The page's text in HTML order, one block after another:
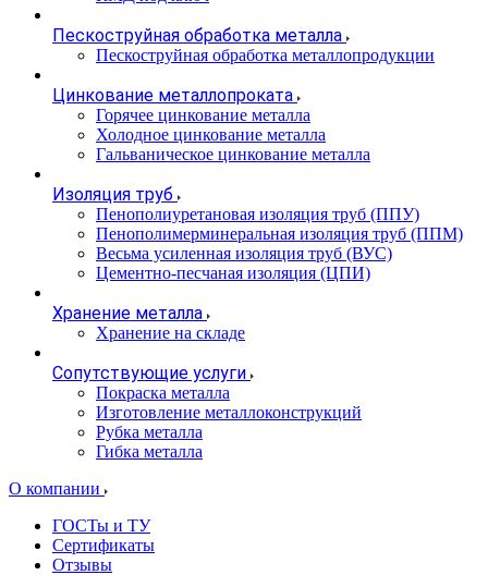
Пескоструйная обработка металла
Пескоструйная обработка металлопродукции
Цинкование металлопроката
Горячее цинкование металла
Холодное цинкование металла
Гальваническое цинкование металла
Изоляция труб
Пенополиуретановая изоляция труб (ППУ)
Пенополимерминеральная изоляция труб (ППМ)
Весьма усиленная изоляция труб (ВУС)
Цементно-песчаная изоляция (ЦПИ)
Хранение металла
Хранение на складе
Сопутствующие услуги
Покраска металла
Изготовление металлоконструкций
Рубка металла
Гибка металла
О компании
ГОСТы и ТУ
Сертификаты
Отзывы